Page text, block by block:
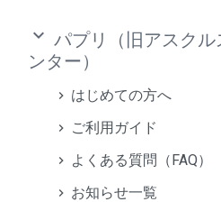
keyboard_arrow_down パプリ（旧アスク
ンター）
はじめての方へ
ご利用ガイド
よくある質問（FAQ）
お知らせ一覧